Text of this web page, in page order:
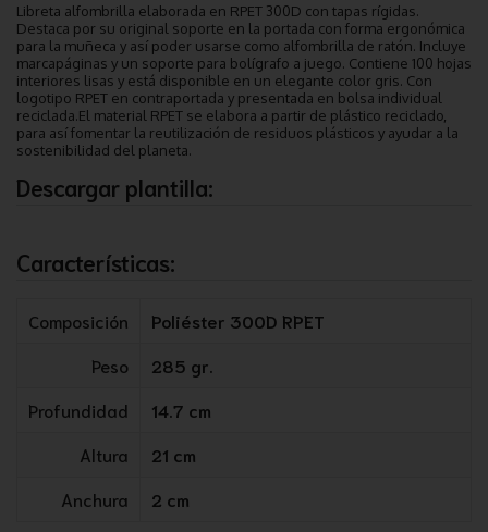
Libreta alfombrilla elaborada en RPET 300D con tapas rígidas.
Destaca por su original soporte en la portada con forma ergonómica
para la muñeca y así poder usarse como alfombrilla de ratón. Incluye
marcapáginas y un soporte para bolígrafo a juego. Contiene 100 hojas
interiores lisas y está disponible en un elegante color gris. Con
logotipo RPET en contraportada y presentada en bolsa individual
reciclada.El material RPET se elabora a partir de plástico reciclado,
para así fomentar la reutilización de residuos plásticos y ayudar a la
sostenibilidad del planeta.
Descargar plantilla:
Características:
Composición
Poliéster 300D RPET
Peso
285 gr.
Profundidad
14.7 cm
Altura
21 cm
Anchura
2 cm